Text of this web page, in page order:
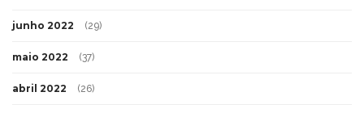
junho 2022 (29)
maio 2022 (37)
abril 2022 (26)